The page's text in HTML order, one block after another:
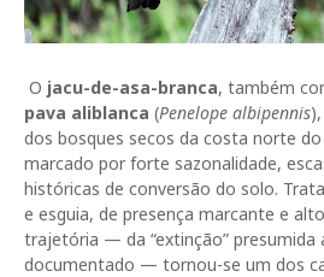
O jacu-de-asa-branca, também
pava aliblanca (Penelope albipennis
dos bosques secos da costa norte
marcado por forte sazonalidade,
históricas de conversão do solo.
e esguia, de presença marcante e
trajetória — da “extinção” presumida
documentado — tornou-se um dos